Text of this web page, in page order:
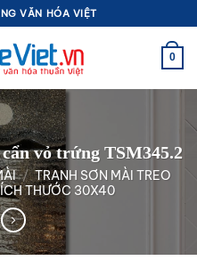
VĂN HÓA VIỆT
0
vỏ trứng TSM345.2
/ TRANH SƠN MÀI TREO
THƯỚC 30X40